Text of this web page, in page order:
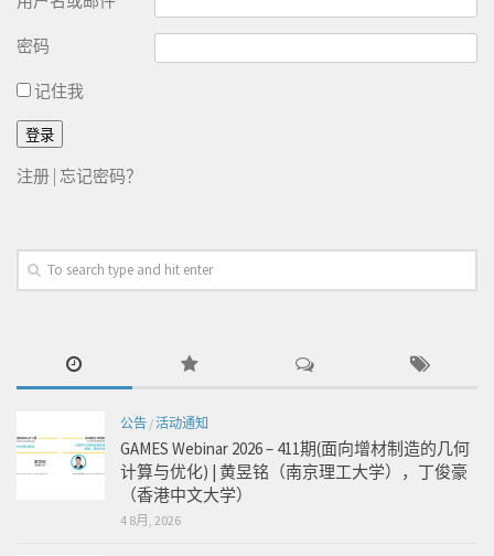
密码
记住我
注册 | 忘记密码？
公告 /活动通知
GAMES Webinar 2026 – 411期(面向增材制造的几何
计算与优化) | 黄昱铭（南京理工大学），丁俊豪
（香港中文大学）
4 8月, 2026